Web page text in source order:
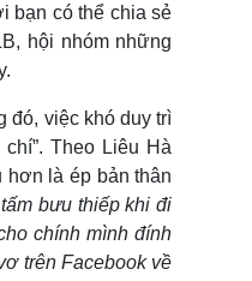
bạn có thể chia sẻ
hội nhóm những
đó, việc khó duy trì
Theo Liêu Hà
hơn là ép bản thân
bưu thiếp khi đi
chính mình đính
trên Facebook về